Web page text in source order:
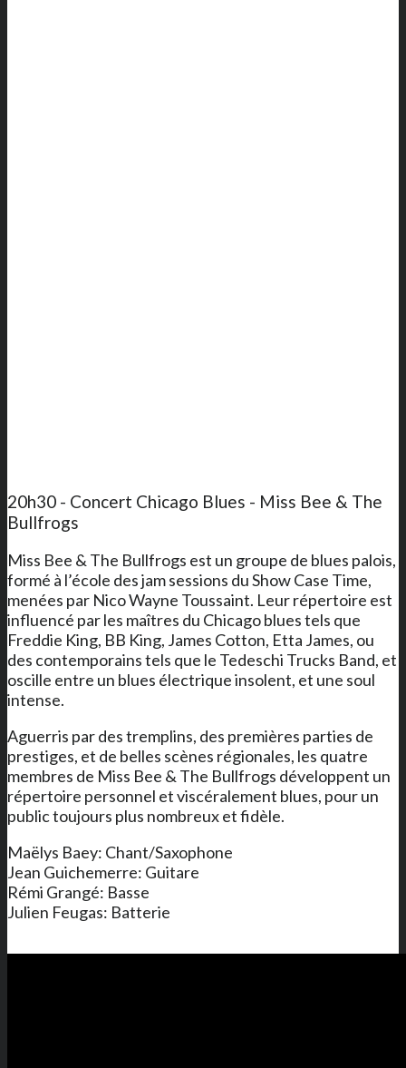
20h30 - Concert Chicago Blues - Miss Bee & The
Bullfrogs
Miss Bee & The Bullfrogs est un groupe de blues palois,
formé à l’école des jam sessions du Show Case Time,
menées par Nico Wayne Toussaint. Leur répertoire est
influencé par les maîtres du Chicago blues tels que
Freddie King, BB King, James Cotton, Etta James, ou
des contemporains tels que le Tedeschi Trucks Band, et
oscille entre un blues électrique insolent, et une soul
intense.
Aguerris par des tremplins, des premières parties de
prestiges, et de belles scènes régionales, les quatre
membres de Miss Bee & The Bullfrogs développent un
répertoire personnel et viscéralement blues, pour un
public toujours plus nombreux et fidèle.
Maëlys Baey: Chant/Saxophone
Jean Guichemerre: Guitare
Rémi Grangé: Basse
Julien Feugas: Batterie